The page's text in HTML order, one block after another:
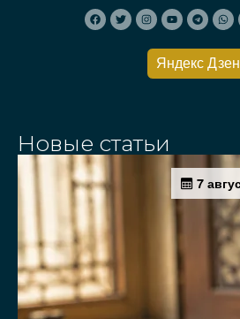
Яндекс Дзен
Новые статьи